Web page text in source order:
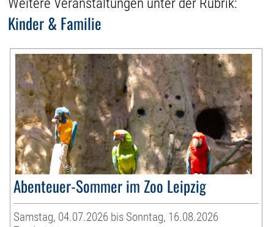
Weitere Veranstaltungen unter der Rubrik:
Kinder & Familie
Abenteuer-Sommer im Zoo Leipzig
Samstag, 04.07.2026 bis Sonntag, 16.08.2026